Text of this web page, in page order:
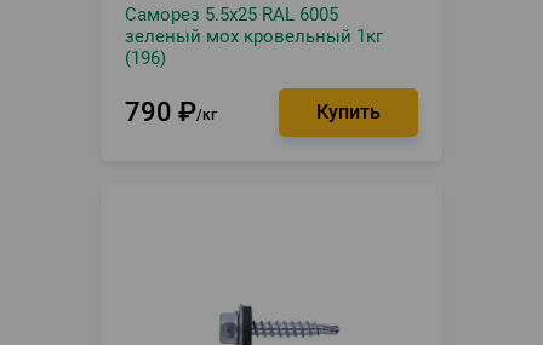
Саморез 5.5х25 RAL 6005
зеленый мох кровельный 1кг
(196)
790 ₽ кг